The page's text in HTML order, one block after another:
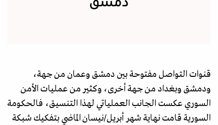
دمشق
قنوات التواصل مفتوحة بين دمشق وعمان من جهة،
ودمشق وبغداد من جهة أخرى، وكثير من عمليات الأمن
السوري عكست الجانب العملياتي لهذا التنسيق، فالحكومة
السورية قامت نهاية شهر أبريل/نيسان الماضي بتفكيك شبكة